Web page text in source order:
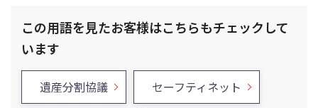
この用語を見たお客様はこちらもチェックして
います
遺産分割協議 セーフティネット